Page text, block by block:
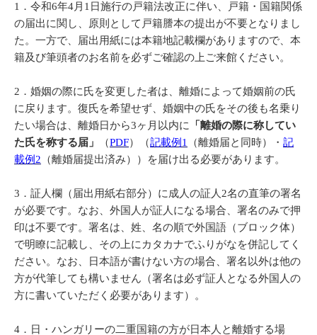
1． 令和6年4月1日施行の戸籍法改正に伴い、戸籍・国籍関係
の届出に関し、原則として戸籍謄本の提出が不要となりまし
た。一方で、届出用紙には本籍地記載欄がありますので、本
籍及び筆頭者のお名前を必ずご確認の上ご来館ください。
2 ． 婚姻の際に氏を変更した者は、離婚によって婚姻前の氏
に戻ります。復氏を希望せず、婚姻中の氏をその後も名乗り
たい場合は、離婚日から3ヶ月以内に
「離婚の際に称してい
た氏を称する届」
（PDF）（記載例1 （離婚届と同時）・ 記
載例2 （離婚届提出済み））を届け出る必要があります。
3 ． 証人欄（届出用紙右部分）に成人の証人2名の直筆の署名
が必要です。なお、外国人が証人になる場合、署名のみで押
印は不要です。署名は、姓、名の順で外国語（ブロック体）
で明瞭に記載し、その上にカタカナでふりがなを併記してく
ださい。なお、日本語が書けない方の場合、署名以外は他の
方が代筆しても構いません（署名は必ず証人となる外国人の
方に書いていただく必要があります）。
4 ． 日・ハンガリーの二重国籍の方が日本人と離婚する場